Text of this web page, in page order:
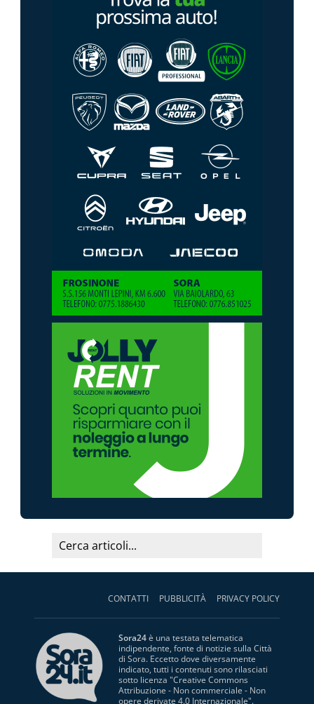
CONTATTI PUBBLICITÀ PRIVACY POLICY
Sora24è una testata telematica
indipendente, fonte di notizie sulla Città
di Sora. Eccetto dove diversamente
indicato, tutti i contenuti sono rilasciati
sotto licenza "Creative Commons
Attribuzione - Non commerciale - Non
opere derivate 4.0 Internazionale".